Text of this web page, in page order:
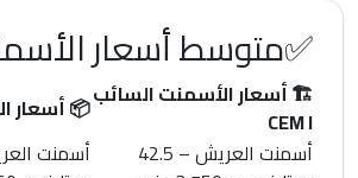
✅متوسط أسعار
🏗️أسعار الأسمنت السائب
CEM I
📦أسعار
أسمنت العريش
– 42.5
أسمنت